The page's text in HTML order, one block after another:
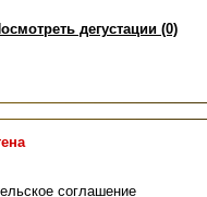
дегустации (0)
соглашение